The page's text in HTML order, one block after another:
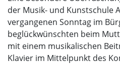
der Musik- und Kunstschule
vergangenen Sonntag im
beglückwünschten beim
mit einem musikalischen
Klavier im Mittelpunkt des